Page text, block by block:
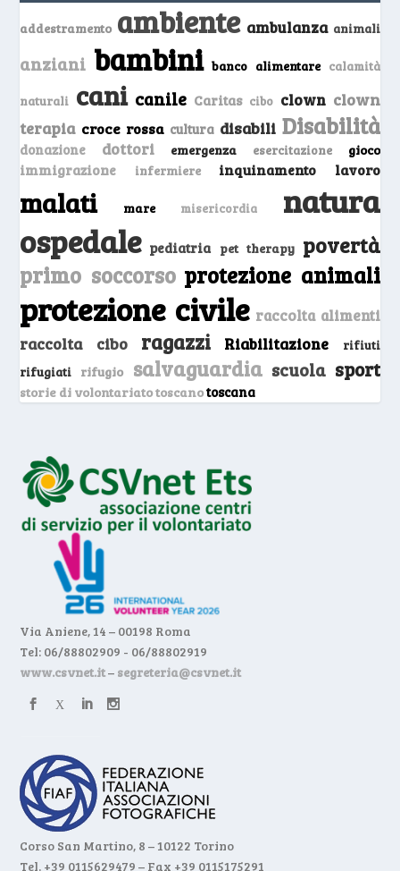
addestramento ambiente ambulanza animali
anziani bambini banco alimentare calamità
naturali cani canile Caritas cibo clown clown
terapia croce rossa cultura disabili Disabilità
donazione dottori emergenza esercitazione gioco
immigrazione infermiere inquinamento lavoro
malati mare misericordia natura
ospedale pediatria pet therapy povertà
primo soccorso protezione animali
protezione civile raccolta alimenti
raccolta cibo ragazzi Riabilitazione
rifiuti
rifugiati
rifugio salvaguardia scuola sport
storie di volontariato toscanotoscana
Via Aniene, 14 – 00198 Roma
Tel: 06/88802909 - 06/88802919
www.csvnet.it– segreteria@csvnet.it
Corso San Martino, 8 – 10122 Torino
Tel. +39 0115629479 – Fax +39 0115175291